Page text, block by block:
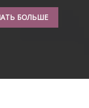
БОЛЬШЕ